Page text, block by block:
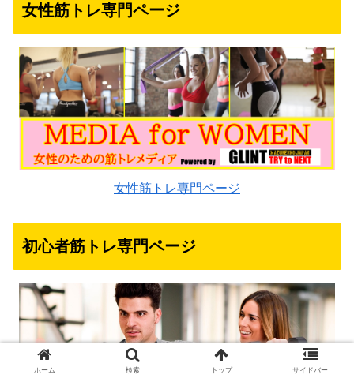
女性筋トレ専門ページ
女性筋トレ専門ページ
初心者筋トレ専門ページ
ホーム 検索 トップ サイドバー